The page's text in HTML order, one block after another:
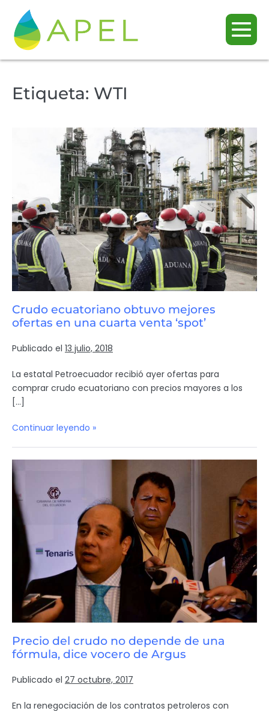
Etiqueta: WTI
Crudo ecuatoriano obtuvo mejores
ofertas en una cuarta venta ‘spot’
Publicado el 13 julio, 2018
La estatal Petroecuador recibió ayer ofertas para
comprar crudo ecuatoriano con precios mayores a los
[…]
Continuar leyendo »
Precio del crudo no depende de una
fórmula, dice vocero de Argus
Publicado el 27 octubre, 2017
En la renegociación de los contratos petroleros con